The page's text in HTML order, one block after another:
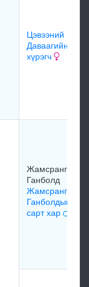
Цэвээний
Даваагийн
хүрэгч
Жамсрангийн
Ганболд
Жамсрангийн
Ганболдын
сарт хар